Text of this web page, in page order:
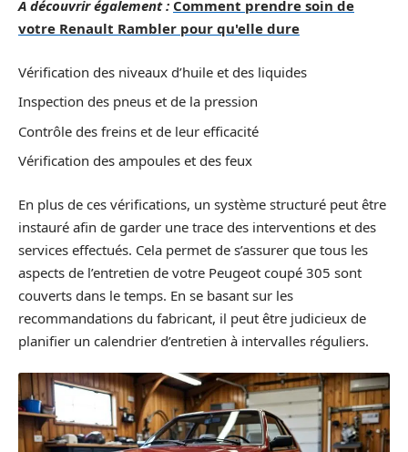
A découvrir également : Comment prendre soin de
votre Renault Rambler pour qu'elle dure
Vérification des niveaux d’huile et des liquides
Inspection des pneus et de la pression
Contrôle des freins et de leur efficacité
Vérification des ampoules et des feux
En plus de ces vérifications, un système structuré peut être
instauré afin de garder une trace des interventions et des
services effectués. Cela permet de s’assurer que tous les
aspects de l’entretien de votre Peugeot coupé 305 sont
couverts dans le temps. En se basant sur les
recommandations du fabricant, il peut être judicieux de
planifier un calendrier d’entretien à intervalles réguliers.